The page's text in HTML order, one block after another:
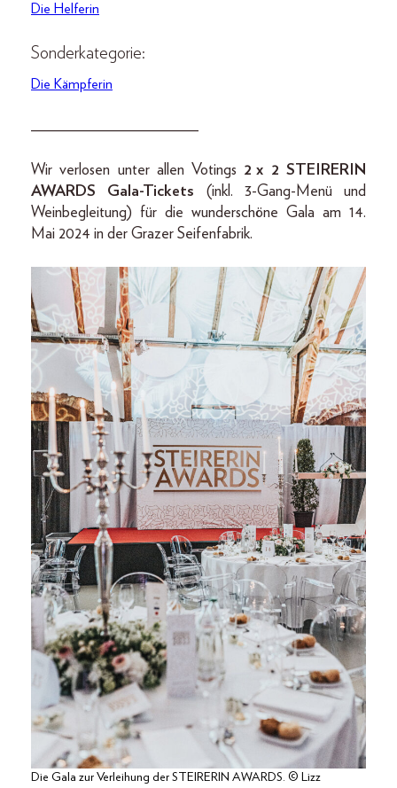
Die Helferin
Sonderkategorie:
Die Kämpferin
_____________________
Wir verlosen unter allen Votings 2 x 2 STEIRERIN
AWARDS Gala-Tickets (inkl. 3-Gang-Menü und
Weinbegleitung) für die wunderschöne Gala am 14.
Mai 2024 in der Grazer Seifenfabrik.
Die Gala zur Verleihung der STEIRERIN AWARDS. © Lizz